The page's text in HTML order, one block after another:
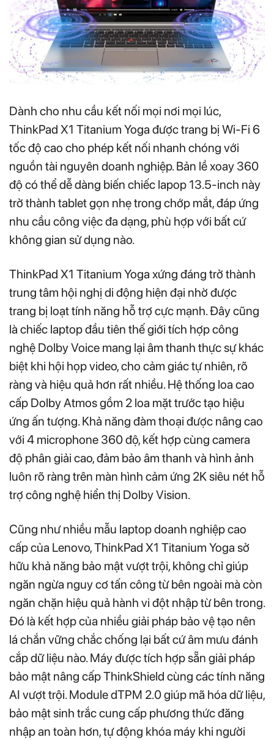
Dành cho nhu cầu kết nối mọi nơi mọi lúc,
ThinkPad X1 Titanium Yoga được trang bị Wi-Fi 6
tốc độ cao cho phép kết nối nhanh chóng với
nguồn tài nguyên doanh nghiệp. Bản lề xoay 360
độ có thể dễ dàng biến chiếc lapop 13.5-inch này
trở thành tablet gọn nhẹ trong chớp mắt, đáp ứng
nhu cầu công việc đa dạng, phù hợp với bất cứ
không gian sử dụng nào.
ThinkPad X1 Titanium Yoga xứng đáng trở thành
trung tâm hội nghị di động hiện đại nhờ được
trang bị loạt tính năng hỗ trợ cực mạnh. Đây cũng
là chiếc laptop đầu tiên thế giới tích hợp công
nghệ Dolby Voice mang lại âm thanh thực sự khác
biệt khi hội họp video, cho cảm giác tự nhiên, rõ
ràng và hiệu quả hơn rất nhiều. Hệ thống loa cao
cấp Dolby Atmos gồm 2 loa mặt trước tạo hiệu
ứng ấn tượng. Khả năng đàm thoại được nâng cao
với 4 microphone 360 độ, kết hợp cùng camera
độ phân giải cao, đảm bảo âm thanh và hình ảnh
luôn rõ ràng trên màn hình cảm ứng 2K siêu nét hỗ
trợ công nghệ hiển thị Dolby Vision.
Cũng như nhiều mẫu laptop doanh nghiệp cao
cấp của Lenovo, ThinkPad X1 Titanium Yoga sở
hữu khả năng bảo mật vượt trội, không chỉ giúp
ngăn ngừa nguy cơ tấn công từ bên ngoài mà còn
ngăn chặn hiệu quả hành vi đột nhập từ bên trong.
Đó là kết hợp của nhiều giải pháp bảo vệ tạo nên
lá chắn vững chắc chống lại bất cứ âm mưu đánh
cắp dữ liệu nào. Máy được tích hợp sẵn giải pháp
bảo mật nâng cấp ThinkShield cùng các tính năng
AI vượt trội. Module dTPM 2.0 giúp mã hóa dữ liệu,
bảo mật sinh trắc cung cấp phương thức đăng
nhập an toàn hơn, tự động khóa máy khi người